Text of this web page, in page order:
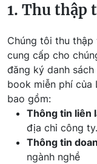
1. Thu thập
Chúng tôi thu
cung cấp cho
đăng ký danh
book miễn phí của
bao gồm:
Thông tin liên
địa chỉ công ty.
Thông tin
ngành nghề